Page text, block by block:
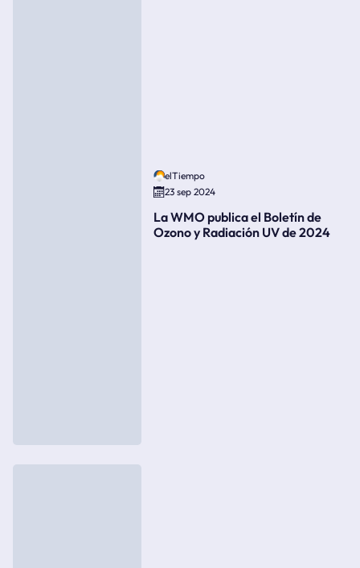
elTiempo
23 sep 2024
La WMO publica el Boletín de
Ozono y Radiación UV de 2024